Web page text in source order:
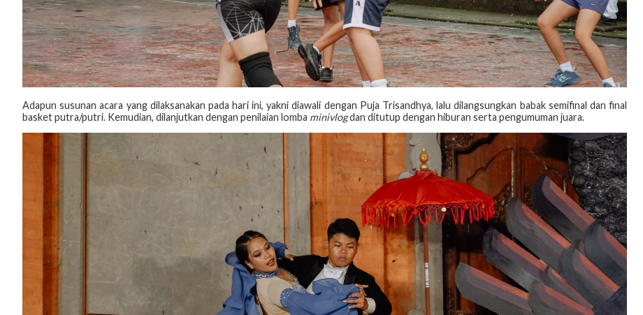
Adapun susunan acara yang dilaksanakan pada hari ini, yakni diawali dengan Puja Trisandhya, lalu dilangsungkan babak semifinal dan final
basket putra/putri. Kemudian, dilanjutkan dengan penilaian lomba minivlogdan ditutup dengan hiburan serta pengumuman juara.